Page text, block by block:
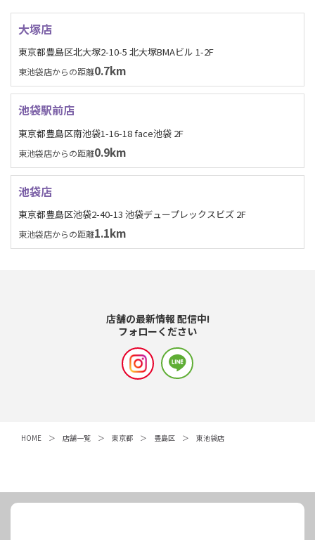
大塚店
東京都豊島区北大塚2-10-5 北大塚BMAビル 1-2F
東池袋店からの距離0.7km
池袋駅前店
東京都豊島区南池袋1-16-18 face池袋 2F
東池袋店からの距離0.9km
池袋店
東京都豊島区池袋2-40-13 池袋デュープレックスビズ 2F
東池袋店からの距離1.1km
店舗の最新情報 配信中!
フォローください
HOME 店舗一覧 東京都 豊島区 東池袋店